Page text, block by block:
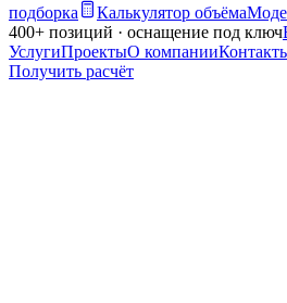
подборка
Калькулятор объёма
400+ позиций · оснащение под ключ
УслугиПроектыО компании
Получить расчёт